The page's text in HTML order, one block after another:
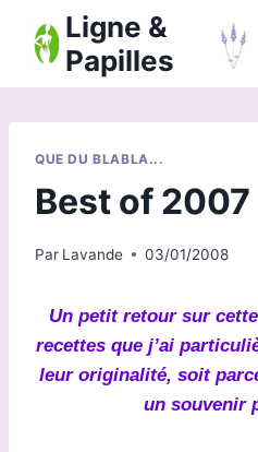
contenu
Ligne &
Papilles
QUE DU BLABLA...
Best of 2007
Par Lavande 03/01/2008
Un petit retour sur
recettes que j’ai
leur originalité, soit
un souvenir